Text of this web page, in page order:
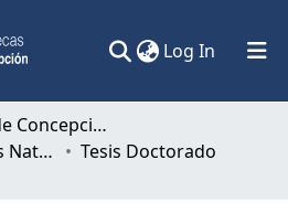
Log In (current)
Universidad de Concepción
Facultad de Ciencias Naturales y Oceanográficas
Tesis Doctorado